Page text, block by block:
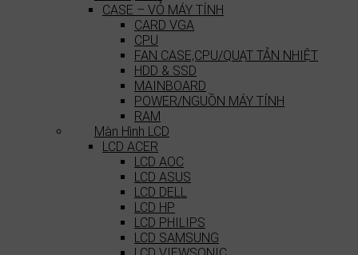
CASE – VỎ MÁY TÍNH
CARD VGA
CPU
FAN CASE,CPU/QUẠT TẢN NHIỆT
HDD & SSD
MAINBOARD
POWER/NGUỒN MÁY TÍNH
RAM
Màn Hình LCD
LCD ACER
LCD AOC
LCD ASUS
LCD DELL
LCD HP
LCD PHILIPS
LCD SAMSUNG